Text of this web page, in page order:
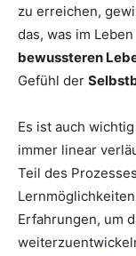
zu erreichen,
das, was im
bewussteren
Gefühl der
Es ist auch
immer linear
Teil des
Erfahrungen, um